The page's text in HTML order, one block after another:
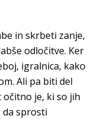
in skrbeti zanje,
odločitve. Ker
igralnica, kako
Ali pa biti del
je, ki so jih
sprosti